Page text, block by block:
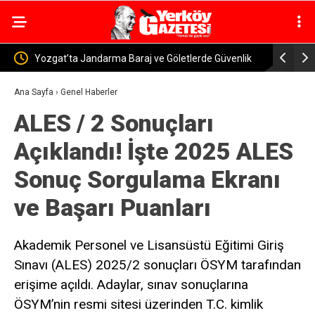
Yerköy-Kayseri YHT’de Kritik Eşik Aşıldı! Bakan
Uraloğlu: İşin Yarısını Tamamladık
Ana Sayfa › Genel Haberler
ALES / 2 Sonuçları
Açıklandı! İşte 2025 ALES
Sonuç Sorgulama Ekranı
ve Başarı Puanları
Akademik Personel ve Lisansüstü Eğitimi Giriş
Sınavı (ALES) 2025/2 sonuçları ÖSYM tarafından
erişime açıldı. Adaylar, sınav sonuçlarına
ÖSYM’nin resmi sitesi üzerinden T.C. kimlik